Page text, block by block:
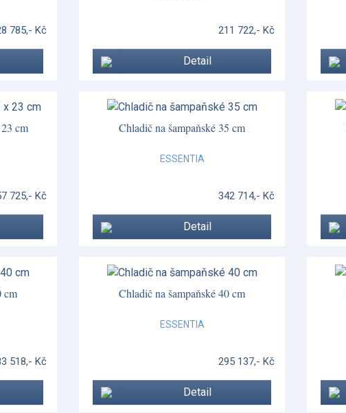
785,- Kč 211 722,- Kč
Detail
cm
725,- Kč
Chladič na šampaňské 35 cm
ESSENTIA
342 714,- Kč
Detail
cm
518,- Kč
Chladič na šampaňské 40 cm
ESSENTIA
295 137,- Kč
Detail